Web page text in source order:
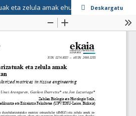
eta zelula amak ehun-ingeniaritzan
Deskargatu